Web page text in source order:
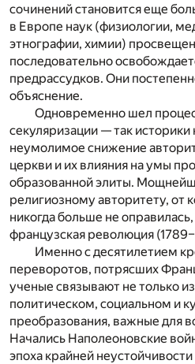
сочинений становится еще
в Европе наук (физиологии,
этнографии, химии)
последовательно
предрассудков. Они
объяснение.
Одновременно шел
секуляризации — так
неумолимое снижение
церкви и их влияния на умы
образованной элиты.
религиозному авторитету, от
никогда больше не
французская революция
Именно с десятилетием
переворотов, потрясших
ученые связывают не только
политическом, социальном и
преобразования, важные для
Начались Наполеоновские
эпоха крайней